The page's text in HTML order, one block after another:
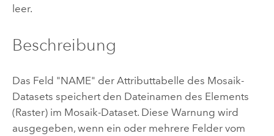
leer.
Beschreibung
Das Feld "NAME" der Attributtabelle des Mosaik-
Datasets speichert den Dateinamen des Elements
(Raster) im Mosaik-Dataset. Diese Warnung wird
ausgegeben, wenn ein oder mehrere Felder vom